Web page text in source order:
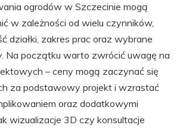
ogrodów w Szczecinie mogą
w zależności od wielu czynników,
działki, zakres prac oraz wybrane
Na początku warto zwrócić uwagę na
– ceny mogą zaczynać się
za podstawowy projekt i wzrastać
oraz dodatkowymi
wizualizacje 3D czy konsultacje